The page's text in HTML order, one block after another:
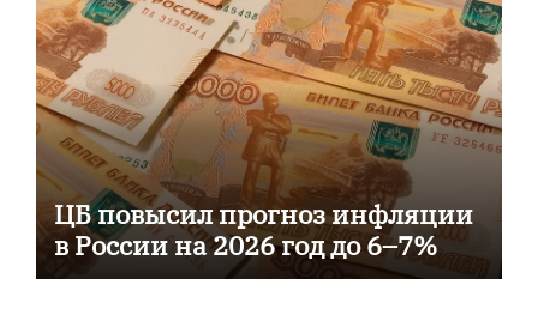
ЦБ повысил прогноз инфляции
в России на 2026 год до 6–7%